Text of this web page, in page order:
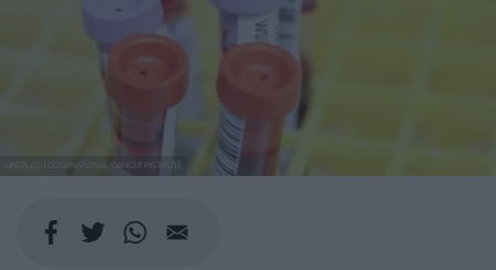
UNSPLASH.COM/NATIONAL CANCER INSTITUTE